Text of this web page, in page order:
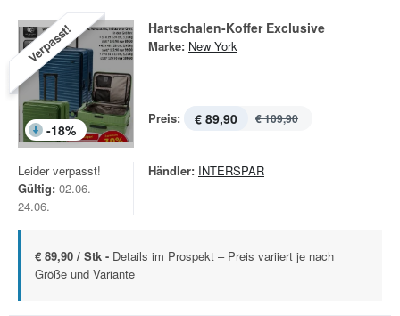
Verpasst!
-18%
Hartschalen-Koffer Exclusive
Marke: New York
Preis: € 89,90 € 109,90
Leider verpasst!
Gültig: 02.06. -
24.06.
Händler: INTERSPAR
€ 89,90 / Stk - Details im Prospekt – Preis variiert je nach
Größe und Variante